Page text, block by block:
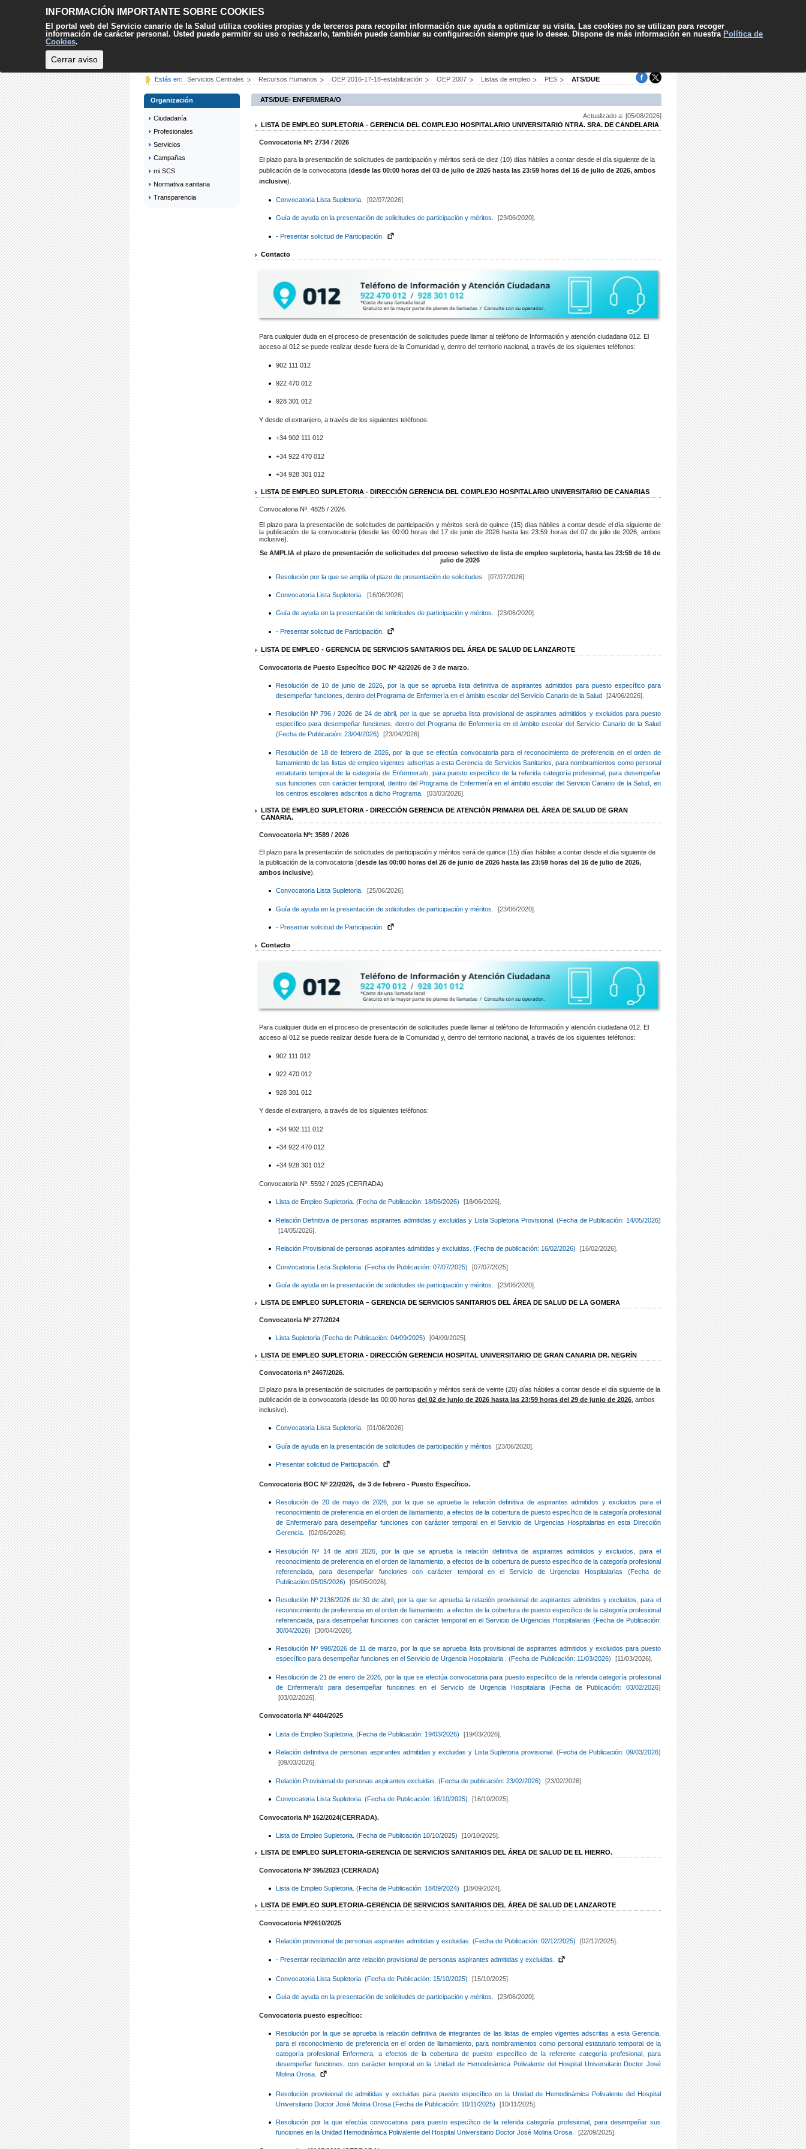
INFORMACIÓN IMPORTANTE SOBRE COOKIES
El portal web del Servicio canario de la Salud utiliza cookies propias y de terceros para recopilar información que ayuda a optimizar su visita. Las cookies no se utilizan para recoger
información de carácter personal. Usted puede permitir su uso o rechazarlo, también puede cambiar su configuración siempre que lo desee. Dispone de más información en nuestra Política de
Cookies.
Cerrar aviso
Estás en: Servicios Centrales Recursos Humanos OEP 2016-17-18-estabilización OEP 2007 Listas de empleo PES ATS/DUE
Organización
Ciudadanía
Profesionales
Servicios
Campañas
mi SCS
Normativa sanitaria
Transparencia
ATS/DUE- ENFERMERA/O
Actualizado a: [05/08/2026]
LISTA DE EMPLEO SUPLETORIA - GERENCIA DEL COMPLEJO HOSPITALARIO UNIVERSITARIO NTRA. SRA. DE CANDELARIA
Convocatoria Nº: 2734 / 2026
El plazo para la presentación de solicitudes de participación y méritos será de diez (10) días hábiles a contar desde el día siguiente de la
publicación de la convocatoria (desde las 00:00 horas del 03 de julio de 2026 hasta las 23:59 horas del 16 de julio de 2026, ambos
inclusive).
Convocatoria Lista Supletoria. [02/07/2026].
Guía de ayuda en la presentación de solicitudes de participación y méritos. [23/06/2020].
- Presentar solicitud de Participación.
Contacto
Para cualquier duda en el proceso de presentación de solicitudes puede llamar al teléfono de Información y atención ciudadana 012. El
acceso al 012 se puede realizar desde fuera de la Comunidad y, dentro del territorio nacional, a través de los siguientes teléfonos:
902 111 012
922 470 012
928 301 012
Y desde el extranjero, a través de los siguientes teléfonos:
+34 902 111 012
+34 922 470 012
+34 928 301 012
LISTA DE EMPLEO SUPLETORIA - DIRECCIÓN GERENCIA DEL COMPLEJO HOSPITALARIO UNIVERSITARIO DE CANARIAS
Convocatoria Nº: 4825 / 2026.
El plazo para la presentación de solicitudes de participación y méritos será de quince (15) días hábiles a contar desde el día siguiente de
la publicación de la convocatoria (desde las 00:00 horas del 17 de junio de 2026 hasta las 23:59 horas del 07 de julio de 2026, ambos
inclusive).
Se AMPLIA el plazo de presentación de solicitudes del proceso selectivo de lista de empleo supletoria, hasta las 23:59 de 16 de
julio de 2026
Resolución por la que se amplia el plazo de presentación de solicitudes. [07/07/2026].
Convocatoria Lista Supletoria. [16/06/2026].
Guía de ayuda en la presentación de solicitudes de participación y méritos. [23/06/2020].
- Presentar solicitud de Participación.
LISTA DE EMPLEO - GERENCIA DE SERVICIOS SANITARIOS DEL ÁREA DE SALUD DE LANZAROTE
Convocatoria de Puesto Específico BOC Nº 42/2026 de 3 de marzo.
Resolución de 10 de junio de 2026, por la que se aprueba lista definitiva de aspirantes admitidos para puesto específico para
desempeñar funciones, dentro del Programa de Enfermería en el ámbito escolar del Servicio Canario de la Salud
[24/06/2026].
Resolución Nº 796 / 2026 de 24 de abril, por la que se aprueba lista provisional de aspirantes admitidos y excluidos para puesto
específico para desempeñar funciones, dentro del Programa de Enfermería en el ámbito escolar del Servicio Canario de la Salud
(Fecha de Publicación: 23/04/2026)
[23/04/2026].
Resolución de 18 de febrero de 2026, por la que se efectúa convocatoria para el reconocimiento de preferencia en el orden de
llamamiento de las listas de empleo vigentes adscritas a esta Gerencia de Servicios Sanitarios, para nombramientos como personal
estatutario temporal de la categoría de Enfermera/o, para puesto específico de la referida categoría profesional, para desempeñar
sus funciones con carácter temporal, dentro del Programa de Enfermería en el ámbito escolar del Servicio Canario de la Salud, en
los centros escolares adscritos a dicho Programa.
[03/03/2026].
LISTA DE EMPLEO SUPLETORIA - DIRECCIÓN GERENCIA DE ATENCIÓN PRIMARIA DEL ÁREA DE SALUD DE GRAN
CANARIA.
Convocatoria Nº: 3589 / 2026
El plazo para la presentación de solicitudes de participación y méritos será de quince (15) días hábiles a contar desde el día siguiente de
la publicación de la convocatoria (desde las 00:00 horas del 26 de junio de 2026 hasta las 23:59 horas del 16 de julio de 2026,
ambos inclusive).
Convocatoria Lista Supletoria. [25/06/2026].
Guía de ayuda en la presentación de solicitudes de participación y méritos. [23/06/2020].
- Presentar solicitud de Participación.
Contacto
Para cualquier duda en el proceso de presentación de solicitudes puede llamar al teléfono de Información y atención ciudadana 012. El
acceso al 012 se puede realizar desde fuera de la Comunidad y, dentro del territorio nacional, a través de los siguientes teléfonos:
902 111 012
922 470 012
928 301 012
Y desde el extranjero, a través de los siguientes teléfonos:
+34 902 111 012
+34 922 470 012
+34 928 301 012
Convocatoria Nº: 5592 / 2025 (CERRADA)
Lista de Empleo Supletoria. (Fecha de Publicación: 18/06/2026) [18/06/2026].
Relación Definitiva de personas aspirantes admitidas y excluidas y Lista Supletoria Provisional. (Fecha de Publicación: 14/05/2026)
[14/05/2026].
Relación Provisional de personas aspirantes admitidas y excluidas. (Fecha de publicación: 16/02/2026) [16/02/2026].
Convocatoria Lista Supletoria. (Fecha de Publicación: 07/07/2025) [07/07/2025].
Guía de ayuda en la presentación de solicitudes de participación y méritos. [23/06/2020].
LISTA DE EMPLEO SUPLETORIA – GERENCIA DE SERVICIOS SANITARIOS DEL ÁREA DE SALUD DE LA GOMERA
Convocatoria Nº 277/2024
Lista Supletoria (Fecha de Publicación: 04/09/2025) [04/09/2025].
LISTA DE EMPLEO SUPLETORIA - DIRECCIÓN GERENCIA HOSPITAL UNIVERSITARIO DE GRAN CANARIA DR. NEGRÍN
Convocatoria nº 2467/2026.
El plazo para la presentación de solicitudes de participación y méritos será de veinte (20) días hábiles a contar desde el día siguiente de la
publicación de la convocatoria (desde las 00:00 horasdel 02 de junio de 2026 hasta las 23:59 horas del 29 de junio de 2026 , ambos
inclusive).
Convocatoria Lista Supletoria. [01/06/2026].
Guía de ayuda en la presentación de solicitudes de participación y méritos [23/06/2020].
Presentar solicitud de Participación.
Convocatoria BOC Nº 22/2026, de 3 de febrero - Puesto Específico.
Resolución de 20 de mayo de 2026, por la que se aprueba la relación definitiva de aspirantes admitidos y excluidos para el
reconocimiento de preferencia en el orden de llamamiento, a efectos de la cobertura de puesto específico de la categoría profesional
de Enfermera/o para desempeñar funciones con carácter temporal en el Servicio de Urgencias Hospitalarias en esta Dirección
Gerencia.
[02/06/2026].
Resolución Nº 14 de abril 2026, por la que se aprueba la relación definitiva de aspirantes admitidos y excluidos, para el
reconocimiento de preferencia en el orden de llamamiento, a efectos de la cobertura de puesto específico de la categoría profesional
referenciada, para desempeñar funciones con carácter temporal en el Servicio de Urgencias Hospitalarias (Fecha de
Publicación:05/05/2026)
[05/05/2026].
Resolución Nº 2136/2026 de 30 de abril, por la que se aprueba la relación provisional de aspirantes admitidos y excluidos, para el
reconocimiento de preferencia en el orden de llamamiento, a efectos de la cobertura de puesto específico de la categoría profesional
referenciada, para desempeñar funciones con carácter temporal en el Servicio de Urgencias Hospitalarias (Fecha de Publicación:
30/04/2026)
[30/04/2026].
Resolución Nº 998/2026 de 11 de marzo, por la que se aprueba lista provisional de aspirantes admitidos y excluidos para puesto
específico para desempeñar funciones en el Servicio de Urgencia Hospitalaria . (Fecha de Publicación: 11/03/2026)
[11/03/2026].
Resolución de 21 de enero de 2026, por la que se efectúa convocatoria para puesto específico de la referida categoría profesional
de Enfermera/o para desempeñar funciones en el Servicio de Urgencia Hospitalaria (Fecha de Publicación: 03/02/2026)
[03/02/2026].
Convocatoria Nº4404/2025
Lista de Empleo Supletoria. (Fecha de Publicación: 19/03/2026) [19/03/2026].
Relación definitiva de personas aspirantes admitidas y excluidas y Lista Supletoria provisional. (Fecha de Publicación: 09/03/2026)
[09/03/2026].
Relación Provisional de personas aspirantes excluidas. (Fecha de publicación: 23/02/2026) [23/02/2026].
Convocatoria Lista Supletoria. (Fecha de Publicación: 16/10/2025) [16/10/2025].
Convocatoria Nº 162/2024(CERRADA).
Lista de Empleo Supletoria. (Fecha de Publicación 10/10/2025) [10/10/2025].
LISTA DE EMPLEO SUPLETORIA-GERENCIA DE SERVICIOS SANITARIOS DEL ÁREA DE SALUD DE EL HIERRO.
Convocatoria Nº 395/2023 (CERRADA)
Lista de Empleo Supletoria. (Fecha de Publicación: 18/09/2024) [18/09/2024].
LISTA DE EMPLEO SUPLETORIA-GERENCIA DE SERVICIOS SANITARIOS DEL ÁREA DE SALUD DE LANZAROTE
Convocatoria Nº2610/2025
Relación provisional de personas aspirantes admitidas y excluidas. (Fecha de Publicación: 02/12/2025) [02/12/2025].
- Presentar reclamación ante relación provisional de personas aspirantes admitidas y excluidas.
Convocatoria Lista Supletoria. (Fecha de Publicación: 15/10/2025) [15/10/2025].
Guía de ayuda en la presentación de solicitudes de participación y méritos. [23/06/2020].
Convocatoria puesto específico:
Resolución por la que se aprueba la relación definitiva de integrantes de las listas de empleo vigentes adscritas a esta Gerencia,
para el reconocimiento de preferencia en el orden de llamamiento, para nombramientos como personal estatutario temporal de la
categoría profesional Enfermera, a efectos de la cobertura de puesto específico de la referente categoría profesional, para
desempeñar funciones, con carácter temporal en la Unidad de Hemodinámica Polivalente del Hospital Universitario Doctor José
Molina Orosa.
Resolución provisional de admitidas y excluidas para puesto específico en la Unidad de Hemodinámica Polivalente del Hospital
Universitario Doctor José Molina Orosa (Fecha de Publicación: 10/11/2025)
[10/11/2025].
Resolución por la que efectúa convocatoria para puesto específico de la referida categoría profesional, para desempeñar sus
funciones en la Unidad Hemodinámica Polivalente del Hospital Universitario Doctor José Molina Orosa.
[22/09/2025].